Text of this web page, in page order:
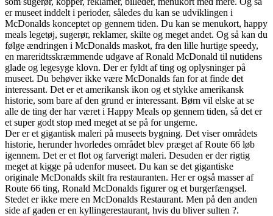
er museet inddelt i perioder, således du kan se udviklingen i
McDonalds konceptet op gennem tiden. Du kan se menukort, happy
meals legetøj, sugerør, reklamer, skilte og meget andet. Og så kan du
følge ændringen i McDonalds maskot, fra den lille hurtige speedy,
en mareridtsskræmmende udgave af Ronald McDonald til nutidens
glade og legesyge klovn. Der er fyldt af ting og oplysninger på
museet. Du behøver ikke være McDonalds fan for at finde det
interessant. Det er et amerikansk ikon og et stykke amerikansk
historie, som bare af den grund er interessant. Børn vil elske at se
alle de ting der har været i Happy Meals op gennem tiden, så det er
et super godt stop med meget at se på for ungerne.
Der er et gigantisk maleri på museets bygning. Det viser områdets
historie, herunder hvorledes området blev præget af Route 66 løb
igennem. Det er et flot og farverigt maleri. Desuden er der rigtig
meget at kigge på udenfor museet. Du kan se det gigantiske
originale McDonalds skilt fra restauranten. Her er også masser af
Route 66 ting, Ronald McDonalds figurer og et burgerfængsel.
Stedet er ikke mere en McDonalds Restaurant. Men på den anden
side af gaden er en kyllingerestaurant, hvis du bliver sulten ?.